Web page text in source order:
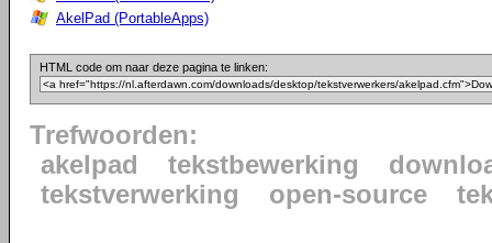
AkelPad (PortableApps)
HTML code om naar deze pagina te linken:
Trefwoorden:
akelpad
tekstbewerking
tekstverwerking
open-source